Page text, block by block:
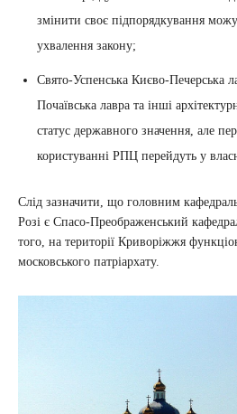
змінити своє підпорядкування
ухвалення закону;
Свято-Успенська Києво-Печерська
Почаївська лавра та інші
статус державного значення, але
користуванні РПЦ перейдуть у
Слід зазначити, що головним
Розі є Спасо-Преображенський
того, на території Криворіжжя
московського патріархату.